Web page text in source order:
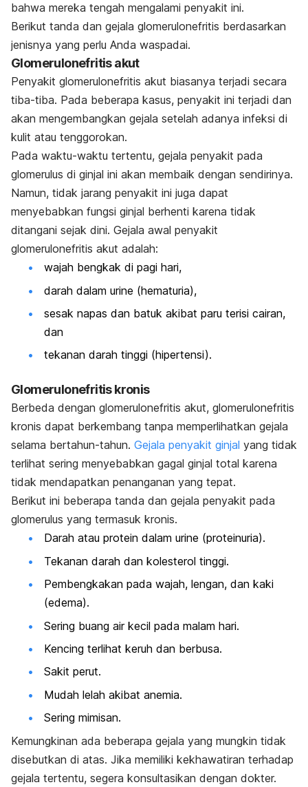
bahwa mereka tengah mengalami penyakit ini.
Berikut tanda dan gejala glomerulonefritis berdasarkan
jenisnya yang perlu Anda waspadai.
Glomerulonefritis akut
Penyakit glomerulonefritis akut biasanya terjadi secara
tiba-tiba. Pada beberapa kasus, penyakit ini terjadi dan
akan mengembangkan gejala setelah adanya infeksi di
kulit atau tenggorokan.
Pada waktu-waktu tertentu, gejala penyakit pada
glomerulus di ginjal ini akan membaik dengan sendirinya.
Namun, tidak jarang penyakit ini juga dapat
menyebabkan fungsi ginjal berhenti karena tidak
ditangani sejak dini. Gejala awal penyakit
glomerulonefritis akut adalah:
wajah bengkak di pagi hari,
darah dalam urine (hematuria),
sesak napas dan batuk akibat paru terisi cairan,
dan
tekanan darah tinggi (hipertensi).
Glomerulonefritis kronis
Berbeda dengan glomerulonefritis akut, glomerulonefritis
kronis dapat berkembang tanpa memperlihatkan gejala
selama bertahun-tahun. Gejala penyakit ginjal yang tidak
terlihat sering menyebabkan gagal ginjal total karena
tidak mendapatkan penanganan yang tepat.
Berikut ini beberapa tanda dan gejala penyakit pada
glomerulus yang termasuk kronis.
Darah atau protein dalam urine (proteinuria).
Tekanan darah dan kolesterol tinggi.
Pembengkakan pada wajah, lengan, dan kaki
(edema).
Sering buang air kecil pada malam hari.
Kencing terlihat keruh dan berbusa.
Sakit perut.
Mudah lelah akibat anemia.
Sering mimisan.
Kemungkinan ada beberapa gejala yang mungkin tidak
disebutkan di atas. Jika memiliki kekhawatiran terhadap
gejala tertentu, segera konsultasikan dengan dokter.